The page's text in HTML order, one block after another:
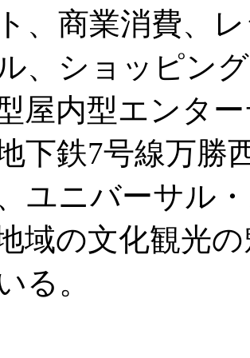
、商業消費、
、ショッピン
屋内型エンタ
下鉄7号線万勝
ユニバーサル
域の文化観光
る。